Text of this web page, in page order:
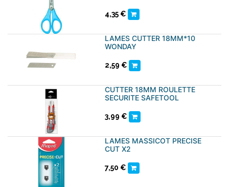
4,35 €
LAMES CUTTER 18MM*10
WONDAY
2,59 €
CUTTER 18MM ROULETTE
SECURITE SAFETOOL
3,99 €
LAMES MASSICOT PRECISE
CUT X2
7,50 €